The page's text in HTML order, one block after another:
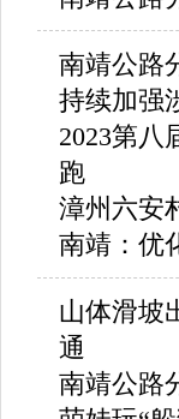
南靖公路
持续加强
2023第八
跑
漳州六安
南靖：优
山体滑坡
通
南靖公路